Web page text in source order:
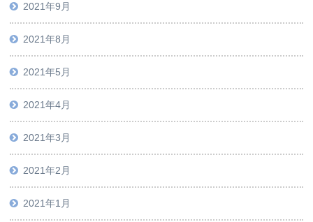
2021年9月
2021年8月
2021年5月
2021年4月
2021年3月
2021年2月
2021年1月